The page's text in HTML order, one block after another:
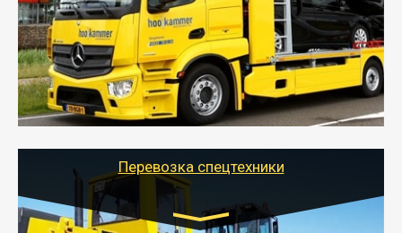
- Перевозка автовозом от Тайгер Логистик – это
быстрый и безопасный способ доставить несколько
легковых автомобилей за одну поездку в другой
город.
- Наша транспортная компания организует доставку
машин автовозом, подобрав оптимальный маршрут с
учетом всех особенности по пути следования.
Перевозка спецтехники